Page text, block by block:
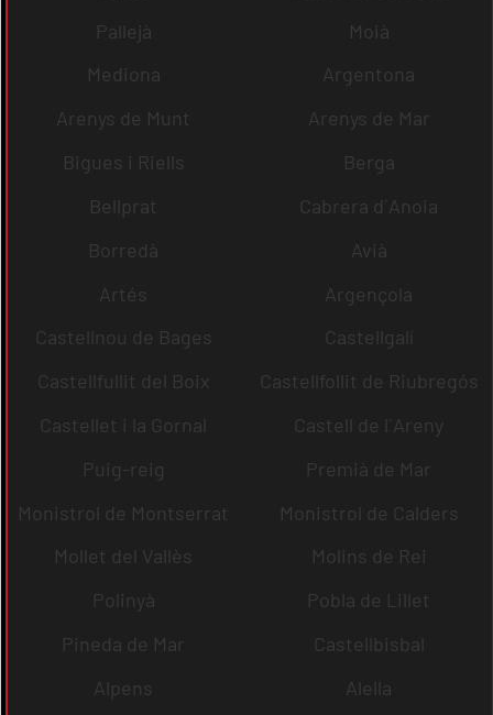
Pallejà
Moià
Mediona
Argentona
Arenys de Munt
Arenys de Mar
Bigues i Riells
Berga
Bellprat
Cabrera d´Anoia
Borredà
Avià
Artés
Argençola
Castellnou de Bages
Castellgalí
Castellfullit del Boix
Castellfollit de Riubregós
Castellet i la Gornal
Castell de l´Areny
Puig-reig
Premià de Mar
Monistrol de Montserrat
Monistrol de Calders
Mollet del Vallès
Molins de Rei
Polinyà
Pobla de Lillet
Pineda de Mar
Castellbisbal
Alpens
Alella